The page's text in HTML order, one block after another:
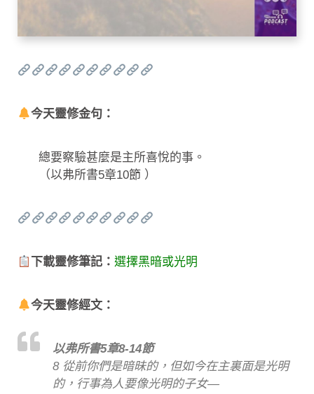
今天靈修金句：
總要察驗甚麼是主所喜悅的事。
（以弗所書5章10節 ）
下載靈修筆記：選擇黑暗或光明
今天靈修經文：
以弗所書5章8-14節
8 從前你們是暗昧的，但如今在主裏面是光明
的，行事為人要像光明的子女—